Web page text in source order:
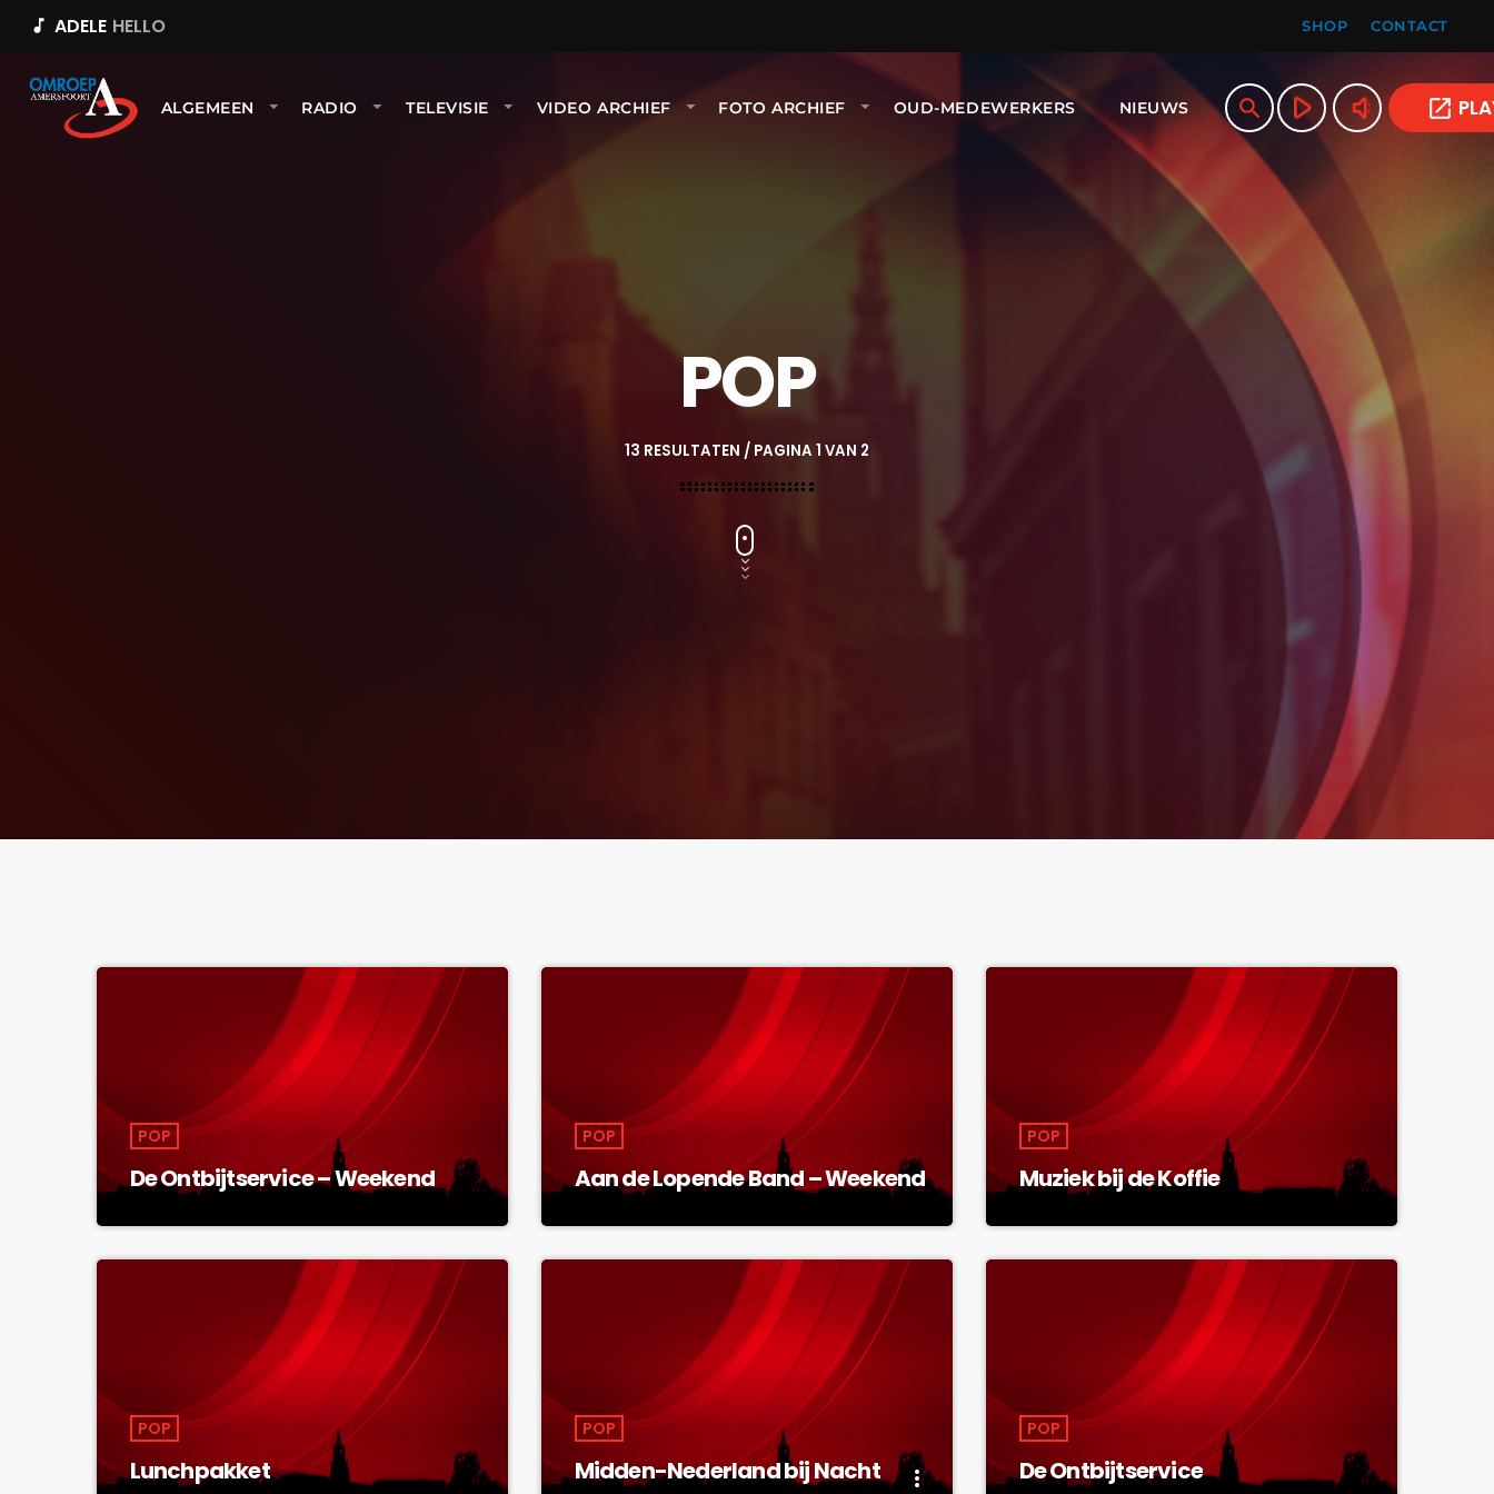
music_note ADELE HELLO SHOP CONTACT
ALGEMEEN RADIO TELEVISIE VIDEO ARCHIEF FOTO ARCHIEF OUD-MEDEWERKERS NIEUWS search play_arrow volume_up open_in_new
POP
13 RESULTATEN / PAGINA 1 VAN 2
POP
De Ontbijtservice – Weekend
POP
Aan de Lopende Band – Weekend
POP
Muziek bij de Koffie
POP
Lunchpakket
POP
Midden-Nederland bij Nacht more_vert
POP
De Ontbijtservice